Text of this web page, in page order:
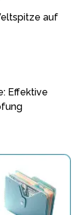
auf
Effektive